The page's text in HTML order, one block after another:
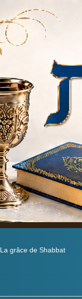
La grâce de Shabbat